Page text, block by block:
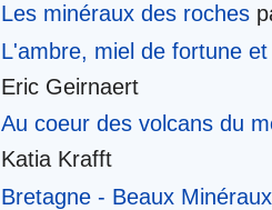
Les minéraux des roches
L'ambre, miel de fortune
Eric Geirnaert
Au coeur des volcans du
Katia Krafft
Bretagne - Beaux